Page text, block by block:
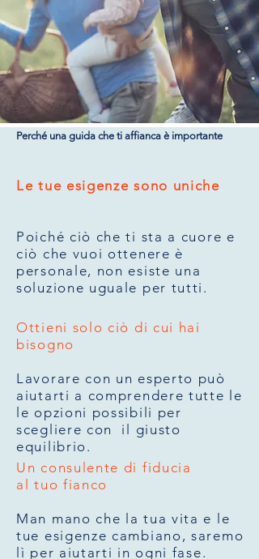
Perché una guida che ti affianca è importante
Le tue esigenze sono uniche
Poiché ciò che ti sta a cuore e
ciò che vuoi ottenere è
personale, non esiste una
soluzione uguale per tutti.
Ottieni solo ciò di cui hai
bisogno
Lavorare con un esperto può
aiutarti a comprendere tutte le
le opzioni possibili per
scegliere con il giusto
equilibrio.
Un consulente di fiducia
al tuo fianco
Man mano che la tua vita e le
tue esigenze cambiano, saremo
lì per aiutarti in ogni fase.